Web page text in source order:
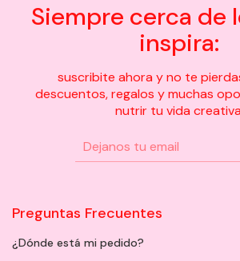
Siempre cerca de
inspira:
suscribite ahora y no te
descuentos, regalos y muchas
nutrir tu vida
Preguntas Frecuentes
¿Dónde está mi pedido?